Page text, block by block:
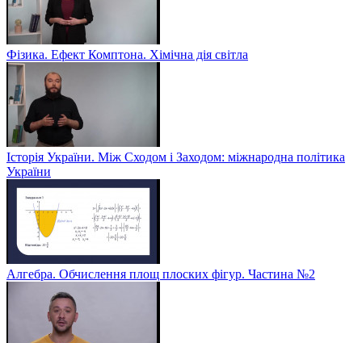
Фізика. Ефект Комптона. Хімічна дія світла
Історія України. Між Сходом і Заходом: міжнародна політика
України
Алгебра. Обчислення площ плоских фігур. Частина №2